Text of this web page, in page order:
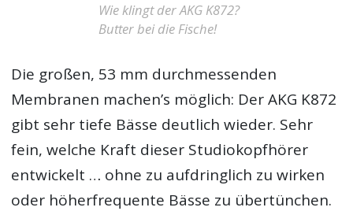
Wie klingt der AKG K872?
Butter bei die Fische!
Die großen, 53 mm durchmessenden
Membranen machen’s möglich: Der AKG K872
gibt sehr tiefe Bässe deutlich wieder. Sehr
fein, welche Kraft dieser Studiokopfhörer
entwickelt … ohne zu aufdringlich zu wirken
oder höherfrequente Bässe zu übertünchen.